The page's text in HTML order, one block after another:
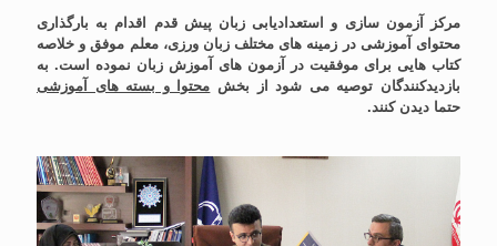
مرکز آزمون سازی و استعدادیابی زبان پیش قدم اقدام به بارگذاری
محتوای آموزشی در زمینه های مختلف زبان ورزی، معلم موفق و خلاصه
کتاب هایی برای موفقیت در آزمون های آموزش زبان نموده است. به
بازدیدکنندگان توصیه می شود از بخش محتوا و بسته های آموزشی
حتما دیدن کنند.